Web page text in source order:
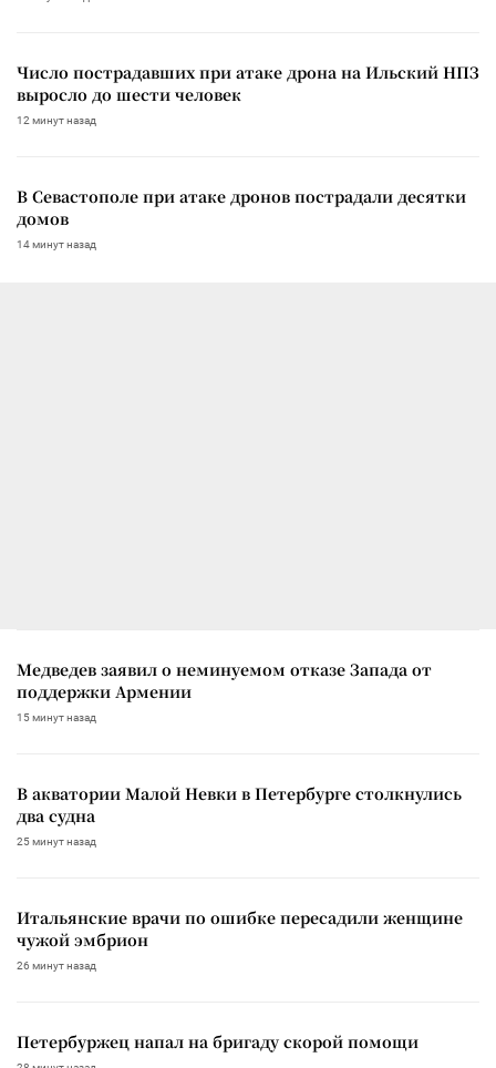
Число пострадавших при атаке дрона на Ильский НПЗ
выросло до шести человек
12 минут назад
В Севастополе при атаке дронов пострадали десятки
домов
14 минут назад
Медведев заявил о неминуемом отказе Запада от
поддержки Армении
15 минут назад
В акватории Малой Невки в Петербурге столкнулись
два судна
25 минут назад
Итальянские врачи по ошибке пересадили женщине
чужой эмбрион
26 минут назад
Петербуржец напал на бригаду скорой помощи